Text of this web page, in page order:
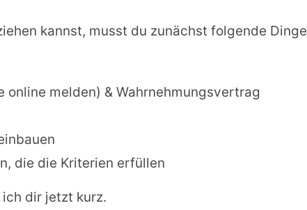
kannst, musst du zunächst folgende Dinge
online melden) & Wahrnehmungsvertrag
die die Kriterien erfüllen
dir jetzt kurz.